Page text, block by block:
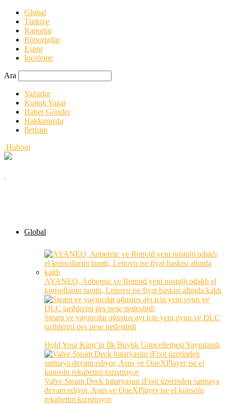
Global
Türkiye
Raporlar
Röportajlar
Espor
İnceleme
Ara
Yazarlar
Konuk Yazar
Haber Gönder
Hakkımızda
İletişim
Hubogi
Global
AYANEO, Anbernic ve Retroid yeni nostalji odaklı el
konsollarını tanıttı, Lenovo ise fiyat baskısı altında kaldı
Steam ve yayıncılar ağustos ayı için yeni oyun ve DLC
tarihlerini peş peşe netleştirdi
Hold Your King’in İlk Büyük Güncellemesi Yayınlandı
Valve Steam Deck bataryasını iFixit üzerinden satmaya
devam ediyor, Asus ve OneXPlayer ise el konsolu
rekabetini kızıştırıyor